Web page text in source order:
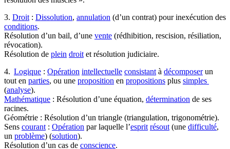
3. Droit : Dissolution, annulation (d’un contrat) pour inexécution des
conditions.
Résolution d’un bail, d’une vente (rédhibition, rescision, résiliation,
révocation).
Résolution de plein droit et résolution judiciaire.
4. Logique : Opération intellectuelle consistant à décomposerun
tout en parties, ou une proposition en propositions plus simples
(analyse).
Mathématique : Résolution d’une équation, détermination de ses
racines.
Géométrie : Résolution d’un triangle (triangulation, trigonométrie).
Sens courant : Opération par laquelle l’esprit résout (une difficulté,
un problème) (solution).
Résolution d’un cas de conscience.